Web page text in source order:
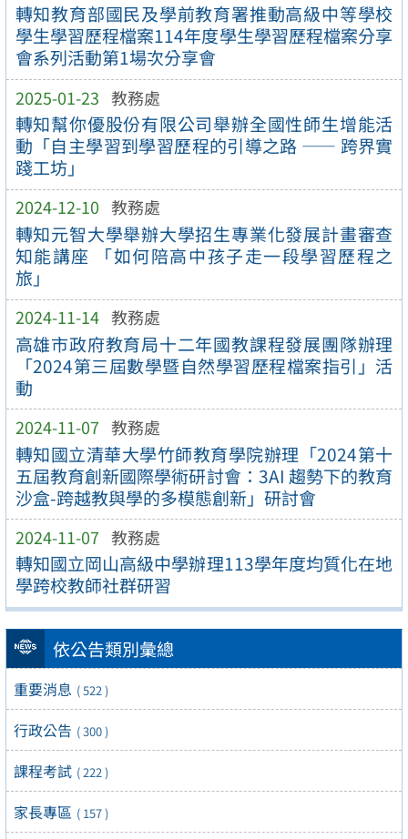
轉知教育部國民及學前教育署推動高級中等學校
學生學習歷程檔案114年度學生學習歷程檔案分享
會系列活動第1場次分享會
2025-01-23 教務處
轉知幫你優股份有限公司舉辦全國性師生增能活
動「自主學習到學習歷程的引導之路 —— 跨界實
踐工坊」
2024-12-10 教務處
轉知元智大學舉辦大學招生專業化發展計畫審查
知能講座 「如何陪高中孩子走一段學習歷程之
旅」
2024-11-14 教務處
高雄市政府教育局十二年國教課程發展團隊辦理
「2024第三屆數學暨自然學習歷程檔案指引」活
動
2024-11-07 教務處
轉知國立清華大學竹師教育學院辦理「2024第十
五屆教育創新國際學術研討會：3AI 趨勢下的教育
沙盒-跨越教與學的多模態創新」研討會
2024-11-07 教務處
轉知國立岡山高級中學辦理113學年度均質化在地
學跨校教師社群研習
依公告類別彙總
重要消息 ( 522 )
行政公告 ( 300 )
課程考試 ( 222 )
家長專區 ( 157 )